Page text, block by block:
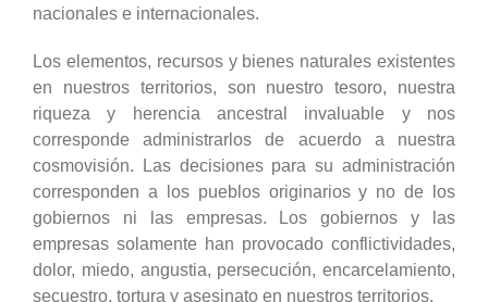
nacionales e internacionales.
Los elementos, recursos y bienes naturales existentes
en nuestros territorios, son nuestro tesoro, nuestra
riqueza y herencia ancestral invaluable y nos
corresponde administrarlos de acuerdo a nuestra
cosmovisión. Las decisiones para su administración
corresponden a los pueblos originarios y no de los
gobiernos ni las empresas. Los gobiernos y las
empresas solamente han provocado conflictividades,
dolor, miedo, angustia, persecución, encarcelamiento,
secuestro, tortura y asesinato en nuestros territorios.